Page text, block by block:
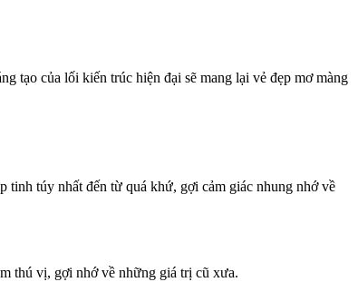
tạo của lối kiến trúc hiện đại sẽ mang lại vẻ đẹp mơ màng
tinh túy nhất đến từ quá khứ, gợi cảm giác nhung nhớ về
thú vị, gợi nhớ về những giá trị cũ xưa.